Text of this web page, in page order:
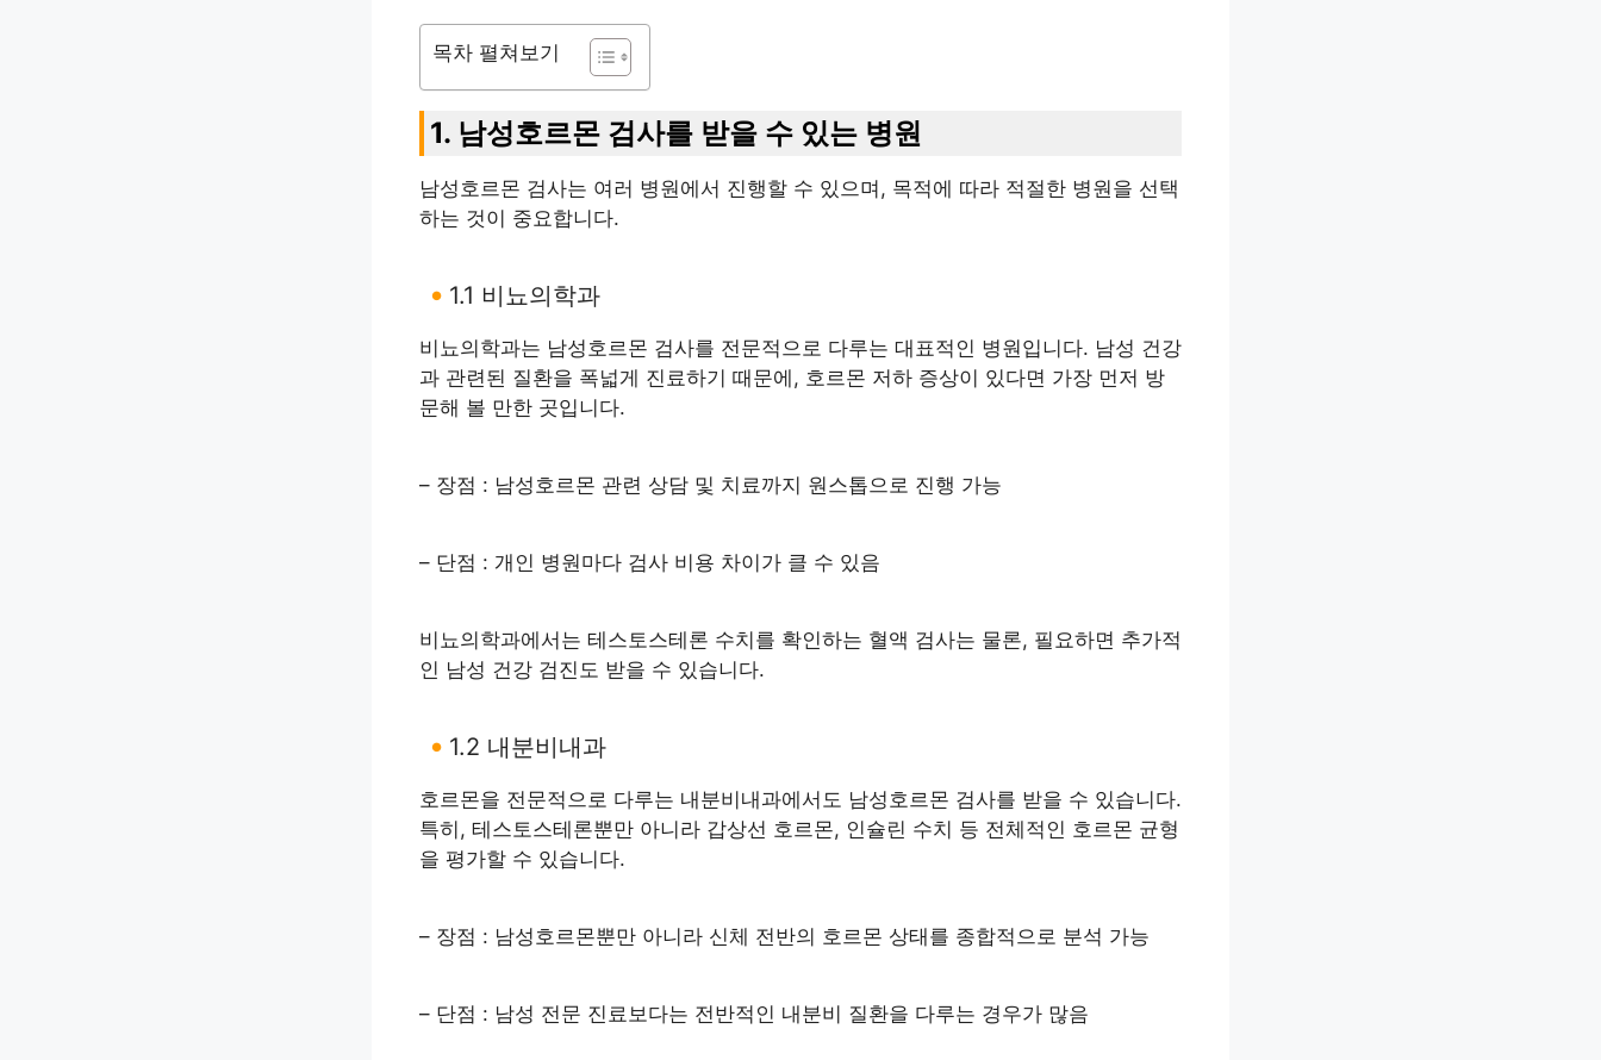
목차 펼쳐보기
1. 남성호르몬 검사를 받을 수 있는 병원
남성호르몬 검사는 여러 병원에서 진행할 수 있으며, 목적에 따라 적절한 병원을 선택
하는 것이 중요합니다.
1.1 비뇨의학과
비뇨의학과는 남성호르몬 검사를 전문적으로 다루는 대표적인 병원입니다. 남성 건강
과 관련된 질환을 폭넓게 진료하기 때문에, 호르몬 저하 증상이 있다면 가장 먼저 방
문해 볼 만한 곳입니다.
– 장점 : 남성호르몬 관련 상담 및 치료까지 원스톱으로 진행 가능
– 단점 : 개인 병원마다 검사 비용 차이가 클 수 있음
비뇨의학과에서는 테스토스테론 수치를 확인하는 혈액 검사는 물론, 필요하면 추가적
인 남성 건강 검진도 받을 수 있습니다.
1.2 내분비내과
호르몬을 전문적으로 다루는 내분비내과에서도 남성호르몬 검사를 받을 수 있습니다.
특히, 테스토스테론뿐만 아니라 갑상선 호르몬, 인슐린 수치 등 전체적인 호르몬 균형
을 평가할 수 있습니다.
– 장점 : 남성호르몬뿐만 아니라 신체 전반의 호르몬 상태를 종합적으로 분석 가능
– 단점 : 남성 전문 진료보다는 전반적인 내분비 질환을 다루는 경우가 많음